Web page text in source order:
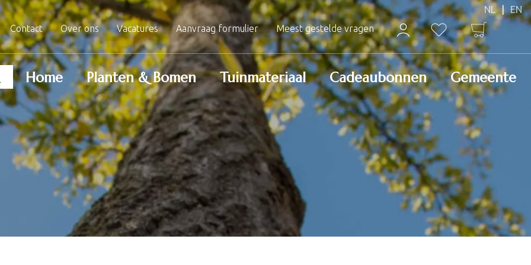
Contact Over ons Vacatures Aanvraag formulier Meest gestelde vragen
Home Planten & Bomen Tuinmateriaal Cadeaubonnen Gemeente